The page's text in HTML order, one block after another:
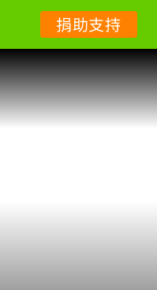
捐助支持